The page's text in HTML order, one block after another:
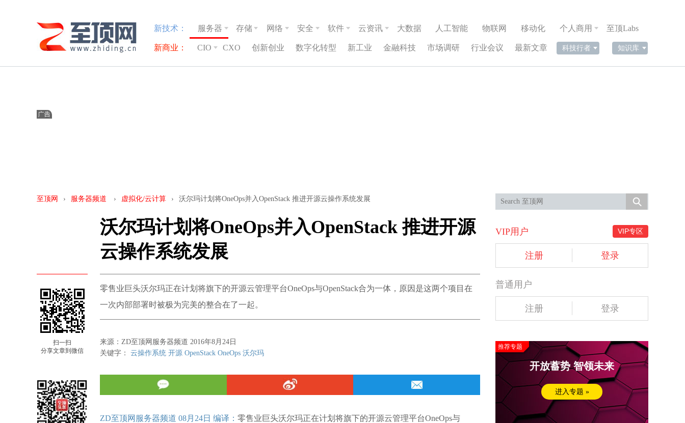
新技术： 服务器 存储 网络 安全 软件 云资讯 大数据 人工智能 物联网 移动化 个人商用 至顶Labs
新商业： CIO CXO 创新创业 数字化转型 新工业 金融科技 市场调研 行业会议 最新文章 科技行者 知识库
至顶网 › 服务器频道 › 虚拟化/云计算 › 沃尔玛计划将OneOps并入OpenStack 推进开源云操作系统发展
沃尔玛计划将OneOps并入OpenStack 推进开源
云操作系统发展
扫一扫
分享文章到微信
零售业巨头沃尔玛正在计划将旗下的开源云管理平台OneOps与OpenStack合为一体，原因是这两个项目在
一次内部部署时被极为完美的整合在了一起。
来源：ZD至顶网服务器频道 2016年8月24日
关键字： 云操作系统 开源 OpenStack OneOps 沃尔玛
ZD至顶网服务器频道 08月24日 编译： 零售业巨头沃尔玛正在计划将旗下的开源云管理平台OneOps与
VIP专区
VIP用户
注册 登录
普通用户
注册 登录
推荐专题
开放蓄势 智领未来
进入专题 »